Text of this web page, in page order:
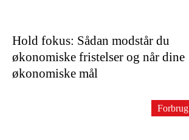
Hold fokus: Sådan modstår du
økonomiske fristelser og når dine
økonomiske mål
Forbrug